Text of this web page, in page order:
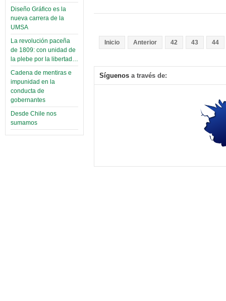
Diseño Gráfico es la
nueva carrera de la
UMSA
La revolución paceña
de 1809: con unidad de
la plebe por la libertad…
Cadena de mentiras e
impunidad en la
conducta de
gobernantes
Desde Chile nos
sumamos
Inicio Anterior 42 43 44
Síguenos a través de: